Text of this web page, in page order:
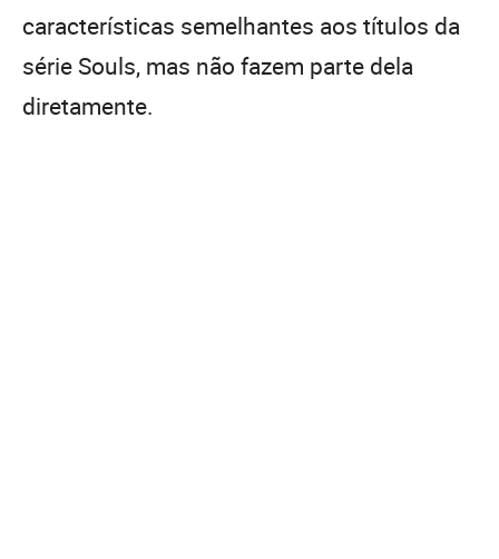
características semelhantes aos títulos da
série Souls, mas não fazem parte dela
diretamente.